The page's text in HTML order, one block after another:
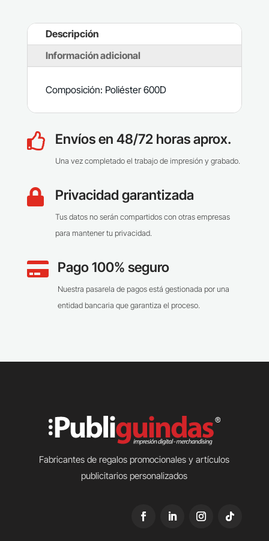
Descripción
Información adicional
Composición: Poliéster 600D
 Envíos en 48/72 horas aprox.
Una vez completado el trabajo de impresión y grabado.
 Privacidad garantizada
Tus datos no serán compartidos con otras empresas
para mantener tu privacidad.
 Pago 100% seguro
Nuestra pasarela de pagos está gestionada por una
entidad bancaria que garantiza el proceso.
Fabricantes de regalos promocionales y artículos
publicitarios personalizados